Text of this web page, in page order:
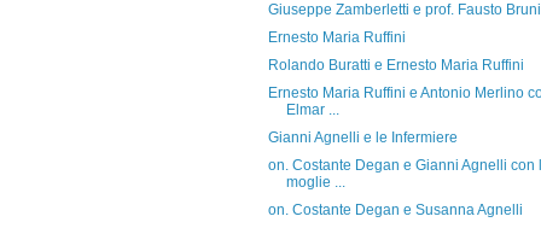
Giuseppe Zamberletti e prof. Fausto Bruni
Ernesto Maria Ruffini
Rolando Buratti e Ernesto Maria Ruffini
Ernesto Maria Ruffini e Antonio Merlino
Elmar ...
Gianni Agnelli e le Infermiere
on. Costante Degan e Gianni Agnelli con
moglie ...
on. Costante Degan e Susanna Agnelli